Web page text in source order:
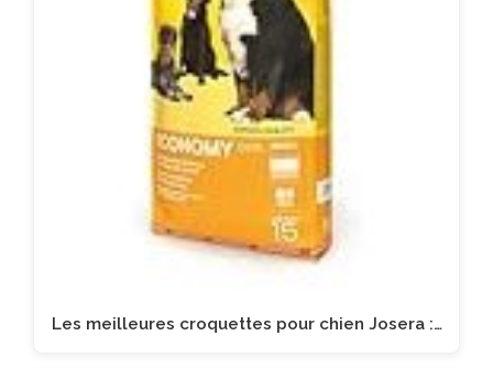
Les meilleures croquettes pour chien Josera :…